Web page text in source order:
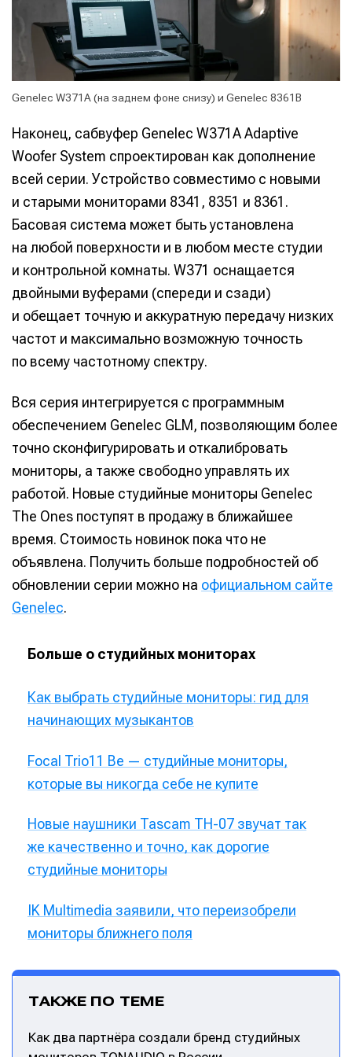
Написание
Продакшн
Оборудование
Написание
Продакшн
Оборудование
Genelec W371A (на заднем фоне снизу) и Genelec 8361B
Наконец, сабвуфер Genelec W371A Adaptive
Woofer System спроектирован как дополнение
всей серии. Устройство совместимо с новыми
и старыми мониторами 8341, 8351 и 8361.
Басовая система может быть установлена
на любой поверхности и в любом месте студии
и контрольной комнаты. W371 оснащается
двойными вуферами (спереди и сзади)
и обещает точную и аккуратную передачу низких
частот и максимально возможную точность
по всему частотному спектру.
Вся серия интегрируется с программным
обеспечением Genelec GLM, позволяющим более
точно сконфигурировать и откалибровать
мониторы, а также свободно управлять их
работой. Новые студийные мониторы Genelec
The Ones поступят в продажу в ближайшее
время. Стоимость новинок пока что не
объявлена. Получить больше подробностей об
обновлении серии можно на официальном сайте
Genelec.
Больше о студийных мониторах
Как выбрать студийные мониторы: гид для
начинающих музыкантов
Focal Trio11 Be — студийные мониторы,
которые вы никогда себе не купите
Новые наушники Tascam TH-07 звучат так
же качественно и точно, как дорогие
студийные мониторы
IK Multimedia заявили, что переизобрели
мониторы ближнего поля
ТАКЖЕ ПО ТЕМЕ
Как два партнёра создали бренд студийных